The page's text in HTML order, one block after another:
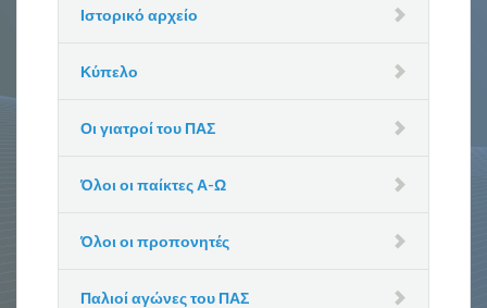
Ιστορικό αρχείο
Κύπελο
Οι γιατροί του ΠΑΣ
Όλοι οι παίκτες Α-Ω
Όλοι οι προπονητές
Παλιοί αγώνες του ΠΑΣ